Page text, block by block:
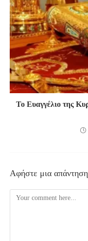
Το Ευαγγέλιο της
Αφήστε μια απάντηση
Comment